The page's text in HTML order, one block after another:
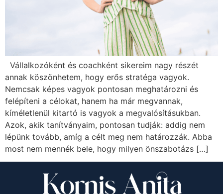
Vállalkozóként és coachként sikereim nagy részét
annak köszönhetem, hogy erős stratéga vagyok.
Nemcsak képes vagyok pontosan meghatározni és
felépíteni a célokat, hanem ha már megvannak,
kíméletlenül kitartó is vagyok a megvalósításukban.
Azok, akik tanítványaim, pontosan tudják: addig nem
lépünk tovább, amíg a célt meg nem határozzák. Abba
most nem mennék bele, hogy milyen önszabotázs […]